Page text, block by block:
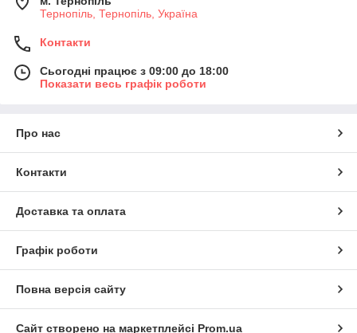
Тернопіль, Тернопіль, Україна
Контакти
Сьогодні працює з 09:00 до 18:00
Показати весь графік роботи
Про нас
Контакти
Доставка та оплата
Графік роботи
Повна версія сайту
Сайт створено на маркетплейсі Prom.ua